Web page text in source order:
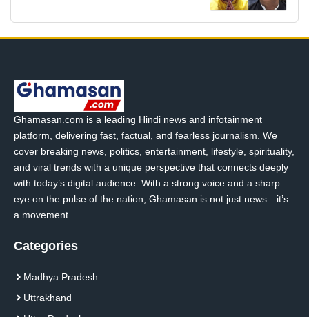
Ghamasan.com is a leading Hindi news and infotainment
platform, delivering fast, factual, and fearless journalism. We
cover breaking news, politics, entertainment, lifestyle, spirituality,
and viral trends with a unique perspective that connects deeply
with today’s digital audience. With a strong voice and a sharp
eye on the pulse of the nation, Ghamasan is not just news—it’s
a movement.
Categories
Madhya Pradesh
Uttrakhand